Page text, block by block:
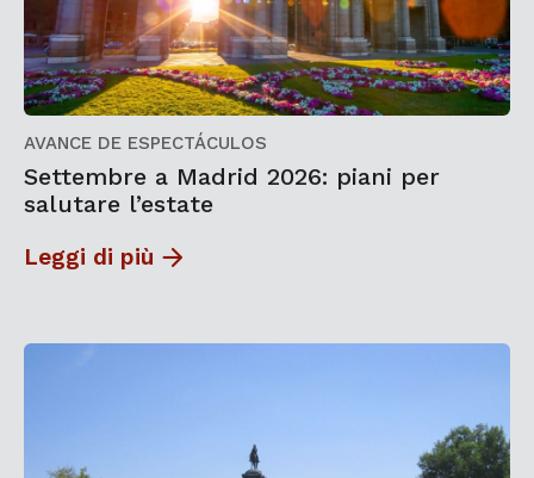
AVANCE DE ESPECTÁCULOS
Settembre a Madrid 2026: piani per
salutare l’estate
Leggi di più